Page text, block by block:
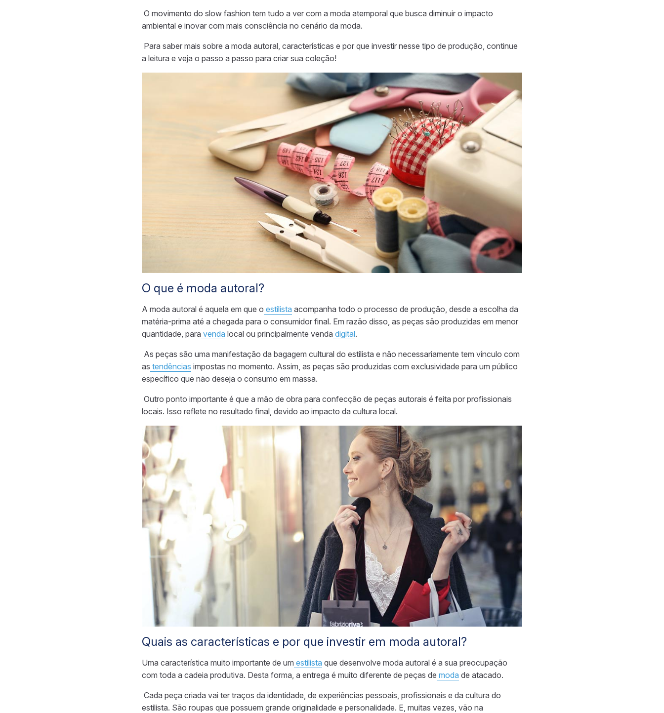
O movimento do slow fashion tem tudo a ver com a moda atemporal que busca diminuir o impacto
ambiental e inovar com mais consciência no cenário da moda.
Para saber mais sobre a moda autoral, características e por que investir nesse tipo de produção, continue
a leitura e veja o passo a passo para criar sua coleção!
O que é moda autoral?
A moda autoral é aquela em que o estilista acompanha todo o processo de produção, desde a escolha da
matéria-prima até a chegada para o consumidor final. Em razão disso, as peças são produzidas em menor
quantidade, para venda local ou principalmente venda digital.
As peças são uma manifestação da bagagem cultural do estilista e não necessariamente tem vínculo com
as tendências impostas no momento. Assim, as peças são produzidas com exclusividade para um público
específico que não deseja o consumo em massa.
Outro ponto importante é que a mão de obra para confecção de peças autorais é feita por profissionais
locais. Isso reflete no resultado final, devido ao impacto da cultura local.
Quais as características e por que investir em moda autoral?
Uma característica muito importante de um estilista que desenvolve moda autoral é a sua preocupação
com toda a cadeia produtiva. Desta forma, a entrega é muito diferente de peças de moda de atacado.
Cada peça criada vai ter traços da identidade, de experiências pessoais, profissionais e da cultura do
estilista. São roupas que possuem grande originalidade e personalidade. E, muitas vezes, vão na